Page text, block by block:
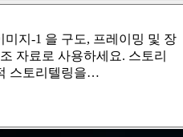
지-1 을 구도, 프레이밍 및 장
자료로 사용하세요. 스토리
스토리텔링을…